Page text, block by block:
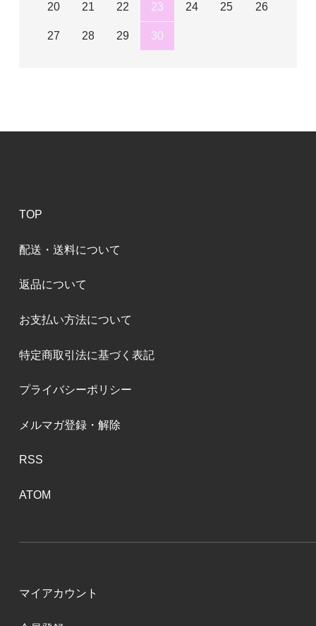
20 21 22 23 24 25 26
27 28 29 30
TOP
配送・送料について
返品について
お支払い方法について
特定商取引法に基づく表記
プライバシーポリシー
メルマガ登録・解除
RSS
ATOM
マイアカウント